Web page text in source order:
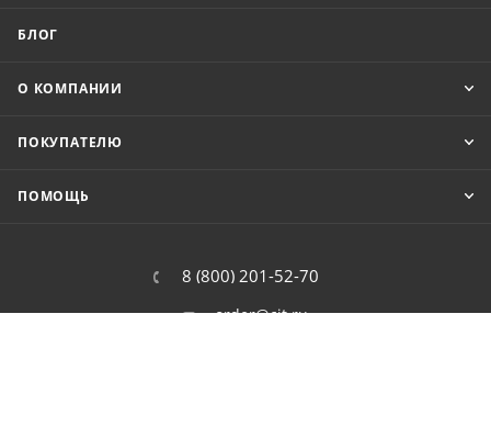
БЛОГ
О КОМПАНИИ
ПОКУПАТЕЛЮ
ПОМОЩЬ
8 (800) 201-52-70
order@cit.ru